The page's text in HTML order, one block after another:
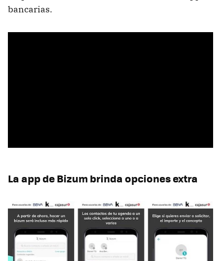
bancarias.
La app de Bizum brinda opciones extra